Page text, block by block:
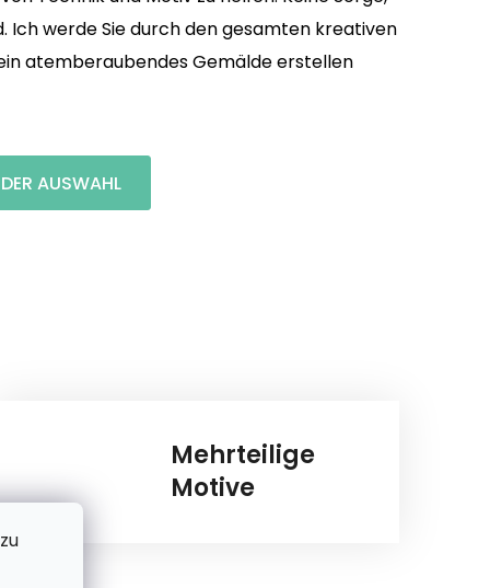
Ich werde Sie durch den gesamten kreativen
atemberaubendes Gemälde erstellen
AUSWAHL
Mehrteilige
Motive